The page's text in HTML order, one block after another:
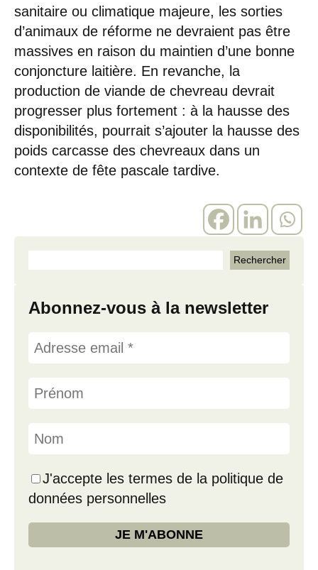
sanitaire ou climatique majeure, les sorties
d’animaux de réforme ne devraient pas être
massives en raison du maintien d’une bonne
conjoncture laitière. En revanche, la
production de viande de chevreau devrait
progresser plus fortement : à la hausse des
disponibilités, pourrait s’ajouter la hausse des
poids carcasse des chevreaux dans un
contexte de fête pascale tardive.
Abonnez-vous à la newsletter
J'accepte les termes de la politique de
données personnelles